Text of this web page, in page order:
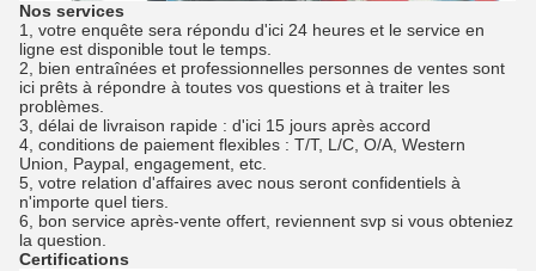
Nos services
1, votre enquête sera répondu d'ici 24 heures et le service en
ligne est disponible tout le temps.
2, bien entraînées et professionnelles personnes de ventes sont
ici prêts à répondre à toutes vos questions et à traiter les
problèmes.
3, délai de livraison rapide : d'ici 15 jours après accord
4, conditions de paiement flexibles : T/T, L/C, O/A, Western
Union, Paypal, engagement, etc.
5, votre relation d'affaires avec nous seront confidentiels à
n'importe quel tiers.
6, bon service après-vente offert, reviennent svp si vous obteniez
la question.
Certifications